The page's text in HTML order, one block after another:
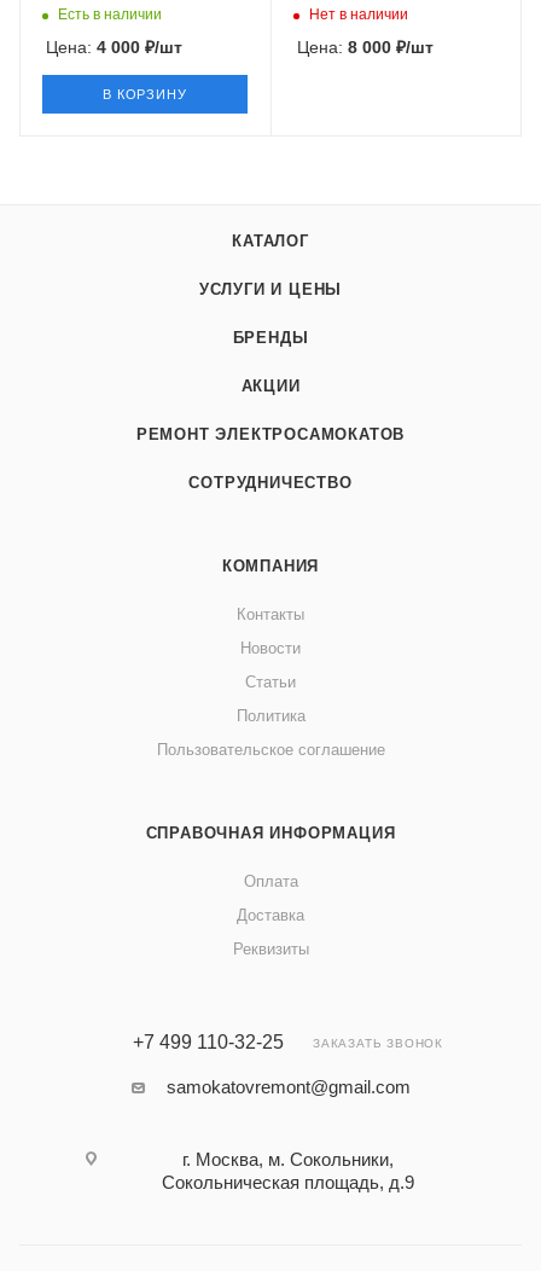
Есть в наличии
Цена: 4 000 ₽/шт
В КОРЗИНУ
Нет в наличии
Цена: 8 000₽/шт
КАТАЛОГ
УСЛУГИ И ЦЕНЫ
БРЕНДЫ
АКЦИИ
РЕМОНТ ЭЛЕКТРОСАМОКАТОВ
СОТРУДНИЧЕСТВО
КОМПАНИЯ
Контакты
Новости
Статьи
Политика
Пользовательское соглашение
СПРАВОЧНАЯ ИНФОРМАЦИЯ
Оплата
Доставка
Реквизиты
+7 499 110-32-25 ЗАКАЗАТЬ ЗВОНОК
samokatovremont@gmail.com
г. Москва, м. Сокольники,
Сокольническая площадь, д.9